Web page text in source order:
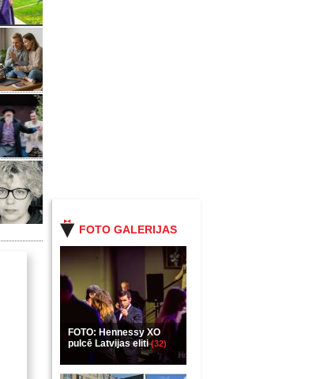
FOTO GALERIJAS
FOTO: Hennessy XO
pulcē Latvijas eliti(32)